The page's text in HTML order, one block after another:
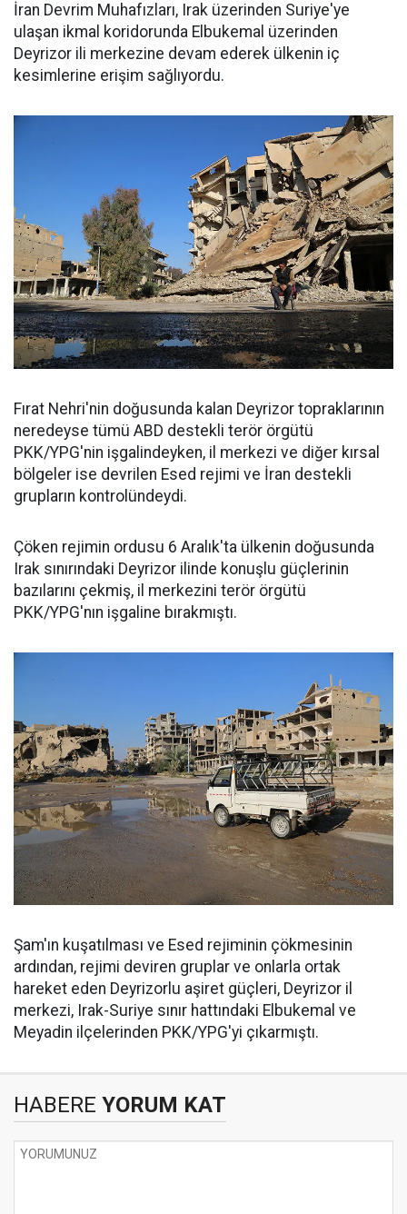
İran Devrim Muhafızları, Irak üzerinden Suriye'ye
ulaşan ikmal koridorunda Elbukemal üzerinden
Deyrizor ili merkezine devam ederek ülkenin iç
kesimlerine erişim sağlıyordu.
Fırat Nehri'nin doğusunda kalan Deyrizor topraklarının
neredeyse tümü ABD destekli terör örgütü
PKK/YPG'nin işgalindeyken, il merkezi ve diğer kırsal
bölgeler ise devrilen Esed rejimi ve İran destekli
grupların kontrolündeydi.
Çöken rejimin ordusu 6 Aralık'ta ülkenin doğusunda
Irak sınırındaki Deyrizor ilinde konuşlu güçlerinin
bazılarını çekmiş, il merkezini terör örgütü
PKK/YPG'nın işgaline bırakmıştı.
Şam'ın kuşatılması ve Esed rejiminin çökmesinin
ardından, rejimi deviren gruplar ve onlarla ortak
hareket eden Deyrizorlu aşiret güçleri, Deyrizor il
merkezi, Irak-Suriye sınır hattındaki Elbukemal ve
Meyadin ilçelerinden PKK/YPG'yi çıkarmıştı.
HABERE YORUM KAT